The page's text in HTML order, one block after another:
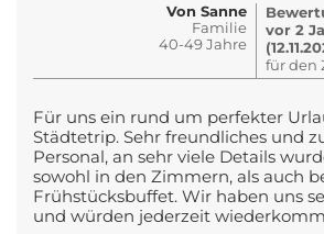
Von Sanne
Familie
40-49 Jahre
vor 2
für den
Für uns ein rund um perfekter
Städtetrip. Sehr freundliches und
Personal, an sehr viele Details
sowohl in den Zimmern, als auch
Frühstücksbuffet. Wir haben uns
und würden jederzeit